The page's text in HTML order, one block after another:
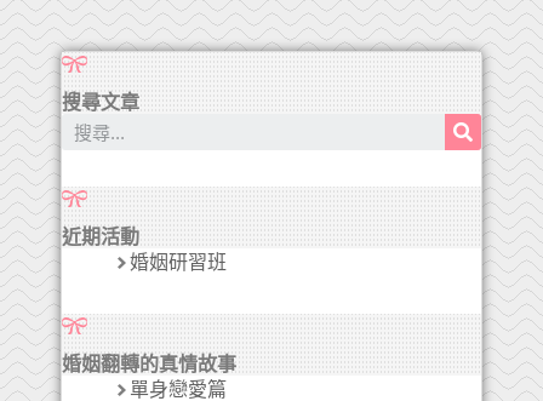
搜尋文章
近期活動
婚姻研習班
婚姻翻轉的真情故事
單身戀愛篇